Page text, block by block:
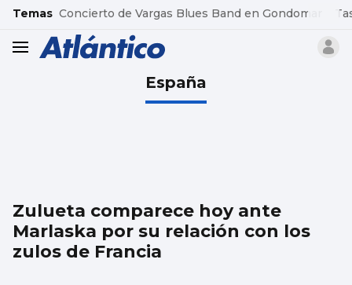
common.go-to-content
Temas Concierto de Vargas Blues Band en Gondomar
header.menu.open
España
Zulueta comparece hoy ante
Marlaska por su relación con los
zulos de Francia